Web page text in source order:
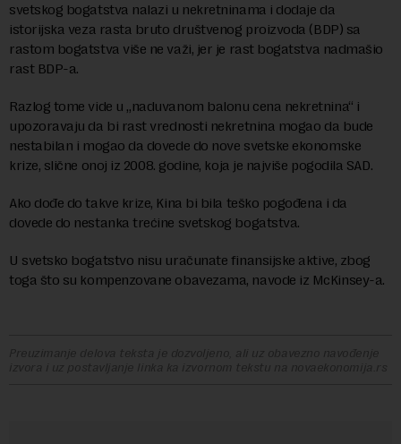
svetskog bogatstva nalazi u nekretninama i dodaje da
istorijska veza rasta bruto društvenog proizvoda (BDP) sa
rastom bogatstva više ne važi, jer je rast bogatstva nadmašio
rast BDP-a.
Razlog tome vide u „naduvanom balonu cena nekretnina“ i
upozoravaju da bi rast vrednosti nekretnina mogao da bude
nestabilan i mogao da dovede do nove svetske ekonomske
krize, slične onoj iz 2008. godine, koja je najviše pogodila SAD.
Ako dođe do takve krize, Kina bi bila teško pogođena i da
dovede do nestanka trećine svetskog bogatstva.
U svetsko bogatstvo nisu uračunate finansijske aktive, zbog
toga što su kompenzovane obavezama, navode iz McKinsey-a.
Preuzimanje delova teksta je dozvoljeno, ali uz obavezno navođenje
izvora i uz postavljanje linka ka izvornom tekstu na novaekonomija.rs